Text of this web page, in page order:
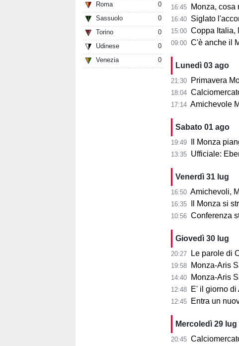
Roma
0
Sassuolo
0
Torino
0
Udinese
0
Venezia
0
16:45 Monza, cosa
16:40 Siglato l'accordo
15:00 Coppa Italia,
09:00 C'è anche il
Lunedì 03 ago
21:30 Primavera
18:04
17:14 Amichevole
Sabato 01 ago
19:49 Il Monza
13:35 Ufficiale:
Venerdì 31 lug
16:50 Amichevoli,
16:35 Il Monza si
10:56 Conferenza
Giovedì 30 lug
20:27 Le parole di
19:58 Monza-Aris
14:40 Monza-Aris
12:48 E' il giorno di
12:45 Entra un nuovo
Mercoledì 29 lug
20:45